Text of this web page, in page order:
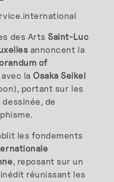
des ArtsSaint-Luc
annoncent la
of
avec la Osaka Seikei
portant sur les
de
les fondements
, reposant sur un
réunissant les